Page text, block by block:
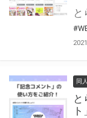
同人
と